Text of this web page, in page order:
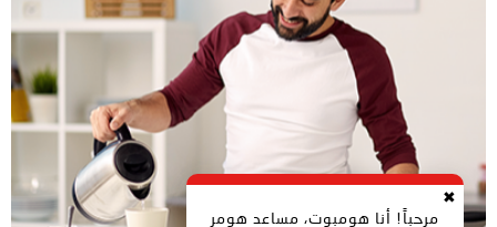
✖
مرحباً! أنا هومبوت، مساعد هومر